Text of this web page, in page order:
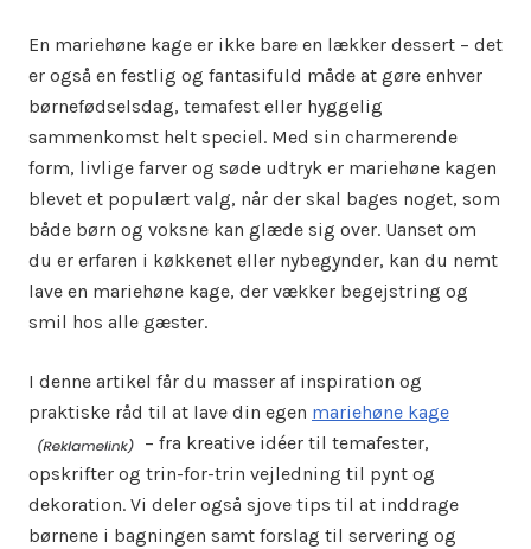
En mariehøne kage er ikke bare en lækker dessert – det
er også en festlig og fantasifuld måde at gøre enhver
børnefødselsdag, temafest eller hyggelig
sammenkomst helt speciel. Med sin charmerende
form, livlige farver og søde udtryk er mariehøne kagen
blevet et populært valg, når der skal bages noget, som
både børn og voksne kan glæde sig over. Uanset om
du er erfaren i køkkenet eller nybegynder, kan du nemt
lave en mariehøne kage, der vækker begejstring og
smil hos alle gæster.
I denne artikel får du masser af inspiration og
praktiske råd til at lave din egen mariehøne kage
– fra kreative idéer til temafester,
opskrifter og trin-for-trin vejledning til pynt og
dekoration. Vi deler også sjove tips til at inddrage
børnene i bagningen samt forslag til servering og